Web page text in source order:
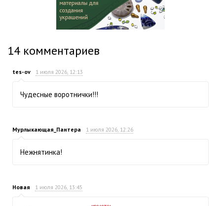
14 комментариев
tes-ov 1 июля 2026, 12:13
Чудесные воротнички!!!
Мурлыкающая_Пантера 1 июля 2026, 12:26
Нежнятинка!
Новая 1 июля 2026, 13:45